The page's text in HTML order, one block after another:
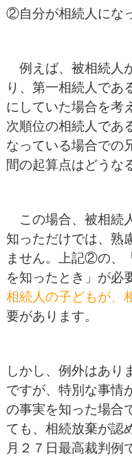
②自分が相続人にな
例えば、被相続人
り、第一相続人であ
にしていた場合を考
次順位の相続人であ
なっている場合での
間の起算点はどうな
この場合、被相続
知っただけでは、熟
ません。上記②の、
を知ったとき」が必
相続人の子どもが、
要があります。
しかし、例外はあり
ですが、特別な事
の事実を知った場合
ても、相続放棄が認
月２７日最高裁判例